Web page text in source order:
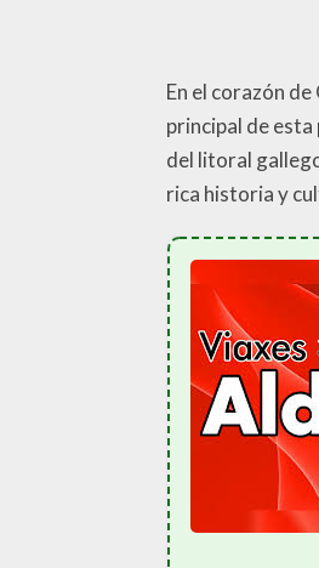
En el corazón
principal de
del litoral
rica historia y